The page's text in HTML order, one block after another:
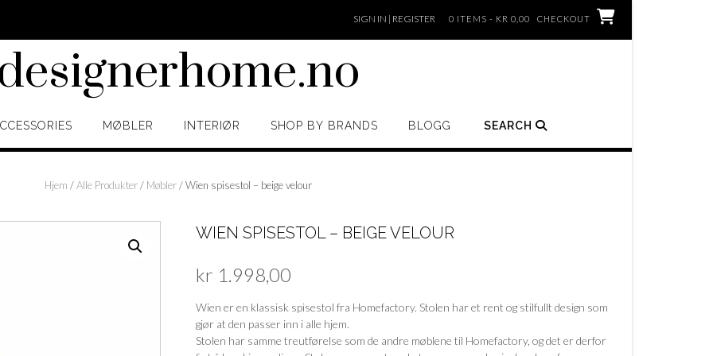
SIGN IN | REGISTER 0 ITEMS - KR 0,00 CHECKOUT
MØBLER INTERIØR SHOP BY BRANDS BLOGG SEARCH
Hjem /Alle Produkter/ Møbler/ Wien spisestol – beige velour
WIEN SPISESTOL – BEIGE VELOUR
kr 1.998,00
Wien er en klassisk spisestol fra Homefactory. Stolen har et rent og stilfullt design som
gjør at den passer inn i alle hjem.
Stolen har samme treutførelse som de andre møblene til Homefactory, og det er derfor